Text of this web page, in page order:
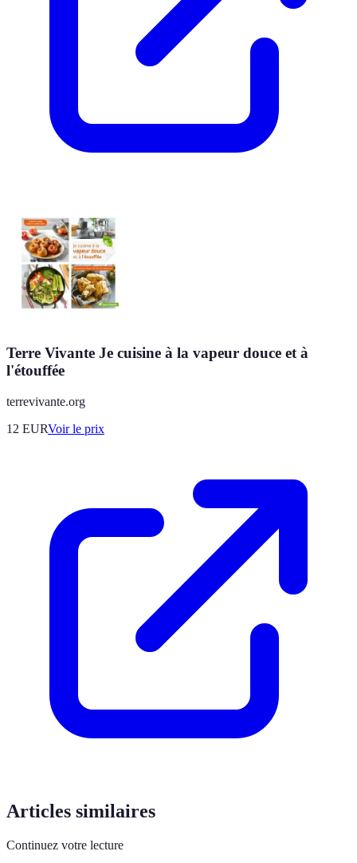
Terre Vivante Je cuisine à la vapeur douce et à
l'étouffée
terrevivante.org
12 EURVoir le prix
Articles similaires
Continuez votre lecture